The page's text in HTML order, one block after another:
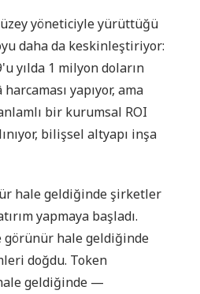
yöneticiyle yürüttüğü
daha da keskinleştiriyor:
yılda 1 milyon doların
yapıyor, ama
bir kurumsal ROI
bilişsel altyapı inşa
hale geldiğinde şirketler
yapmaya başladı.
görünür hale geldiğinde
doğdu. Token
geldiğinde —